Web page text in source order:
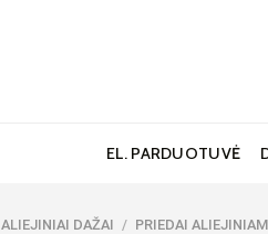
EL. PARDUOTUVĖ
ALIEJINIAI DAŽAI / PRIEDAI